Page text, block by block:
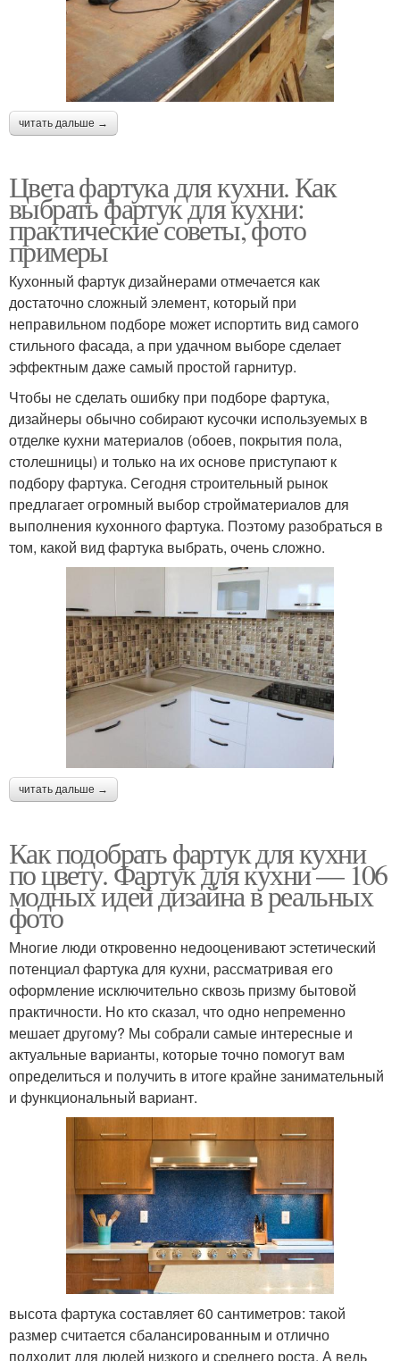
читать дальше →
Цвета фартука для кухни. Как
выбрать фартук для кухни:
практические советы, фото
примеры
Кухонный фартук дизайнерами отмечается как
достаточно сложный элемент, который при
неправильном подборе может испортить вид самого
стильного фасада, а при удачном выборе сделает
эффектным даже самый простой гарнитур.
Чтобы не сделать ошибку при подборе фартука,
дизайнеры обычно собирают кусочки используемых в
отделке кухни материалов (обоев, покрытия пола,
столешницы) и только на их основе приступают к
подбору фартука. Сегодня строительный рынок
предлагает огромный выбор стройматериалов для
выполнения кухонного фартука. Поэтому разобраться в
том, какой вид фартука выбрать, очень сложно.
читать дальше →
Как подобрать фартук для кухни
по цвету. Фартук для кухни — 106
модных идей дизайна в реальных
фото
Многие люди откровенно недооценивают эстетический
потенциал фартука для кухни, рассматривая его
оформление исключительно сквозь призму бытовой
практичности. Но кто сказал, что одно непременно
мешает другому? Мы собрали самые интересные и
актуальные варианты, которые точно помогут вам
определиться и получить в итоге крайне занимательный
и функциональный вариант.
высота фартука составляет 60 сантиметров: такой
размер считается сбалансированным и отлично
подходит для людей низкого и среднего роста. А ведь